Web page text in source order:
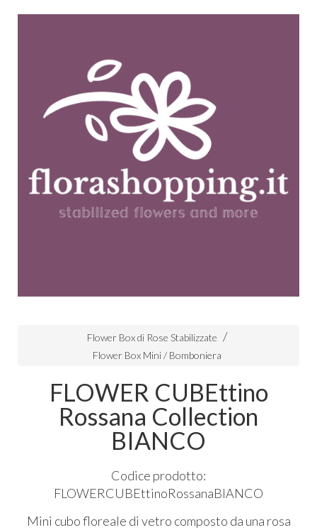
Flower Box di Rose Stabilizzate
Flower Box Mini / Bomboniera
FLOWER CUBEttino
Rossana Collection
BIANCO
Codice prodotto:
FLOWERCUBEttinoRossanaBIANCO
Mini cubo floreale di vetro composto da una rosa